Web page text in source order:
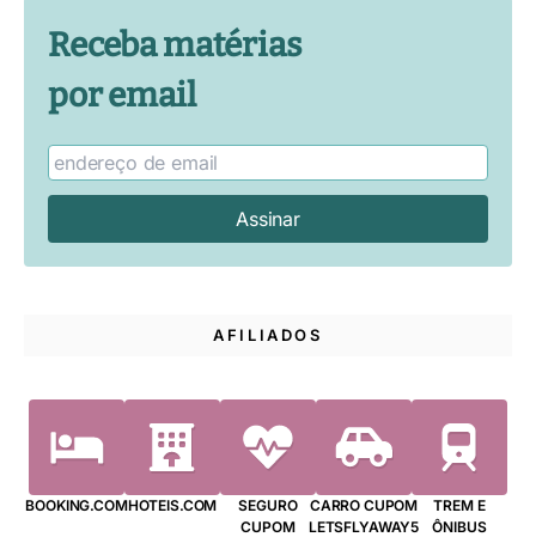
Receba matérias
por email
AFILIADOS
BOOKING.COMHOTEIS.COM
SEGURO
CUPOM
CARRO CUPOM
LETSFLYAWAY5
TREM E
ÔNIBUS